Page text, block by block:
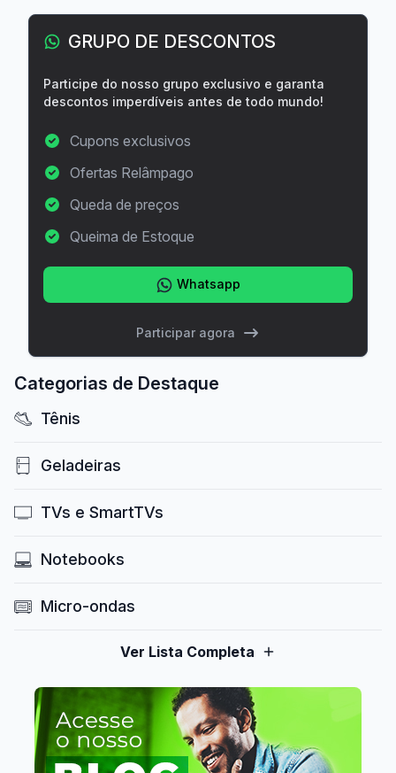
GRUPO DE DESCONTOS
Participe do nosso grupo exclusivo e garanta
descontos imperdíveis antes de todo mundo!
Cupons exclusivos
Ofertas Relâmpago
Queda de preços
Queima de Estoque
Whatsapp
Participar agora
Categorias de Destaque
Tênis
Geladeiras
TVs e SmartTVs
Notebooks
Micro-ondas
Ver Lista Completa